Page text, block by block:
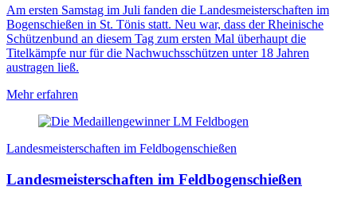
Am ersten Samstag im Juli fanden die Landesmeisterschaften im
Bogenschießen in St. Tönis statt. Neu war, dass der Rheinische
Schützenbund an diesem Tag zum ersten Mal überhaupt die
Titelkämpfe nur für die Nachwuchsschützen unter 18 Jahren
austragen ließ.
Mehr erfahren
Landesmeisterschaften im Feldbogenschießen
Landesmeisterschaften im Feldbogenschießen